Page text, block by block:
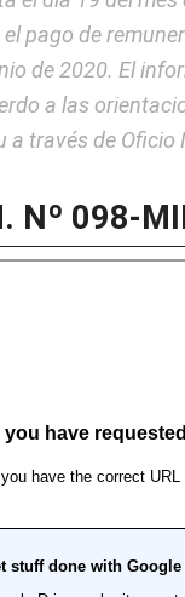
pago de
de 2020. El
a las
a través de Oficio
Nº 098-